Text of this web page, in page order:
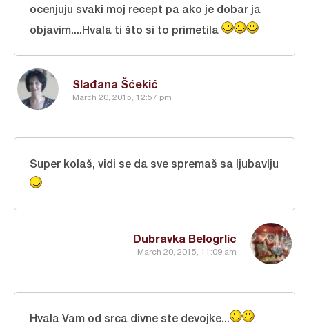
Slađana Šćekić
March 20, 2015, 12:57 pm
ocenjuju svaki moj recept pa ako je dobar ja
objavim....Hvala ti što si to primetila
Dubravka Belogrlic
March 20, 2015, 11:09 am
Super kolaš, vidi se da sve spremaš sa ljubavlju
Hvala Vam od srca divne ste devojke...